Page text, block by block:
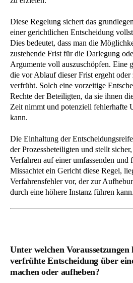
Diese Regelung sichert das
einer gerichtlichen Entscheidung
Dies bedeutet, dass man die
zustehende Frist für die Darlegung
Argumente voll auszuschöpfen. Eine
die vor Ablauf dieser Frist ergeht
verfrüht. Solch eine vorzeitige
Rechte der Beteiligten, da sie ihnen
Zeit nimmt und potenziell fehlerhafte
kann.
Die Einhaltung der
der Prozessbeteiligten und stellt
Verfahren auf einer umfassenden und
Missachtet ein Gericht diese Regel,
Verfahrensfehler vor, der zur
durch eine höhere Instanz führen kann.
Unter welchen
verfrühte Entscheidung über
machen oder aufheben?